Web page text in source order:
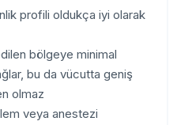
güvenlik profili oldukça iyi olarak
edilen bölgeye minimal
sağlar, bu da vücutta geniş
olmaz.
işlem veya anestezi